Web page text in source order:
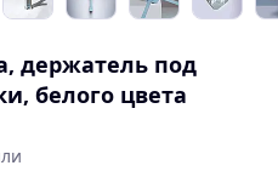
держатель под
белого цвета